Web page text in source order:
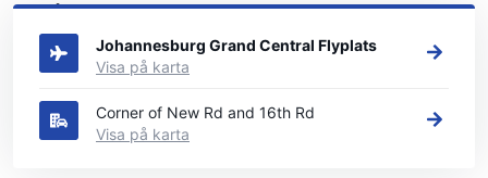
Se våra huvudsakliga biluthyrningsplatser i Midrand
Johannesburg Grand Central Flyplats
Visa på karta
Corner of New Rd and 16th Rd
Visa på karta